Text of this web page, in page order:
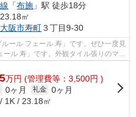
「布施 」駅 徒歩18分
㎡
阪市寿町３丁目9-30
ール フェール 寿」です。ぜひ一度見
ル 寿」です。外観タイル張りのマン
万円 (管理費等：3,500円 )
0ヶ月 礼金 0ヶ月
1K / 23.18㎡